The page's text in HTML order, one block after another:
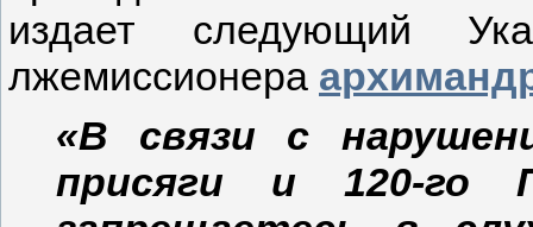
издает следующий
лжемиссионера
«В связи с
присяги и 120-го